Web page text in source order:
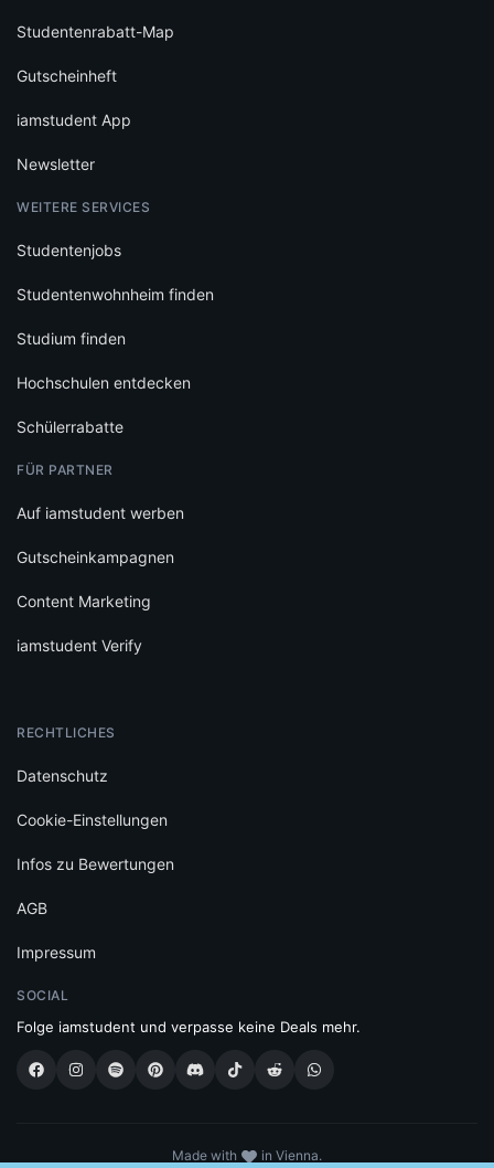
Studentenrabatt-Map
Gutscheinheft
iamstudent App
Newsletter
WEITERE SERVICES
Studentenjobs
Studentenwohnheim finden
Studium finden
Hochschulen entdecken
Schülerrabatte
FÜR PARTNER
Auf iamstudent werben
Gutscheinkampagnen
Content Marketing
iamstudent Verify
RECHTLICHES
Datenschutz
Cookie-Einstellungen
Infos zu Bewertungen
AGB
Impressum
SOCIAL
Folge iamstudent und verpasse keine Deals mehr.
Made with
in Vienna.